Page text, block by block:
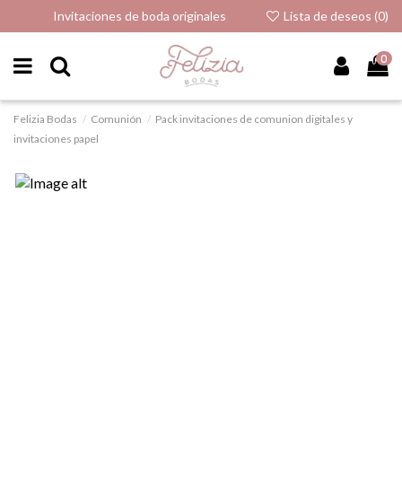
Invitaciones de boda originales Lista de deseos (0)
0
Felizia Bodas Comunión
Pack invitaciones de comunion digitales y
invitaciones papel